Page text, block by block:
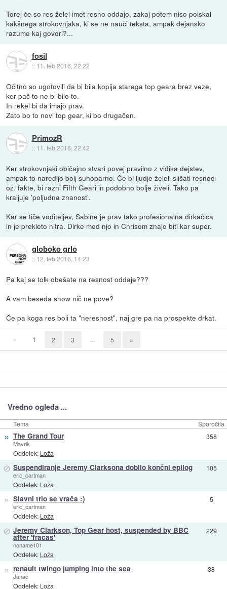
Torej če so res želel imet resno oddajo, zakaj potem niso poiskal
kakšnega strokovnjaka, ki se ne nauči teksta, ampak dejansko
razume kaj govori?...
fosil
:: 11. feb 2016, 22:22
Očitno so ugotovili da bi bila kopija starega top geara brez veze,
ker pač to ne bi bilo to.
In rekel bi da imajo prav.
Zato bo to novi top gear, ki bo drugačen.
PrimozR
:: 11. feb 2016, 22:42
Ker strokovnjaki običajno stvari povej pravilno z vidika dejstev,
ampak to naredijo bolj suhoparno. Če bi ljudje želeli slišati resnoci
oz. fakte, bi razni Fifth Geari in podobno bolje živeli. Tako pa
kraljuje 'poljudna znanost'.
Kar se tiče voditeljev, Sabine je prav tako profesionalna dirkačica
in je prekleto hitra. Dirke med njo in Chrisom znajo biti kar super.
globoko grlo
:: 12. feb 2016, 14:23
Pa kaj se tolk obešate na resnost oddaje???
A vam beseda show nič ne pove?
Če pa koga res boli ta "neresnost", naj gre pa na prospekte drkat.
« 1 2 3 ... 5 »
Vredno ogleda ...
Tema Sporočila
» The Grand Tour
Mavrik
Oddelek: Loža
358
⊘ Suspendiranje Jeremy Clarksona dobilo končni epilog
eric_cartman
Oddelek: Loža
105
» Slavni trio se vrača :)
eric_cartman
Oddelek: Loža
5
⊘ Jeremy Clarkson, Top Gear host, suspended by BBC
after 'fracas'
noname101
Oddelek: Loža
229
» renault twingo jumping into the sea
Janac
Oddelek: Loža
38